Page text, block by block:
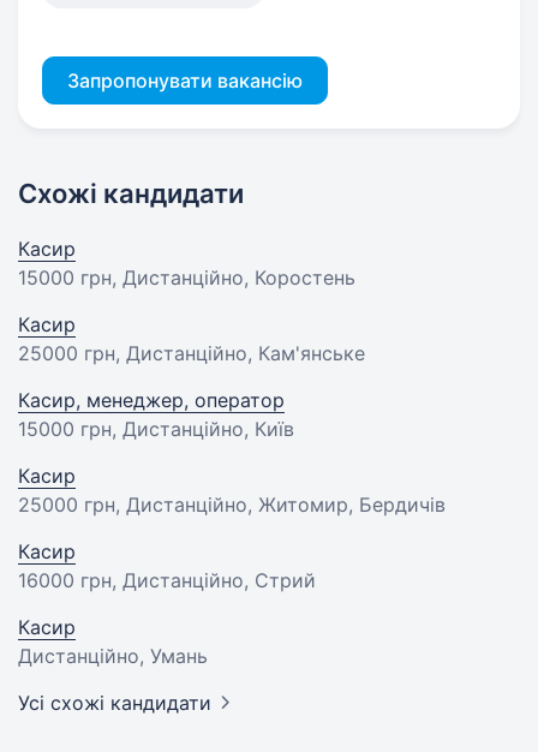
Запропонувати вакансію
Схожі кандидати
Касир
15000 грн, Дистанційно, Коростень
Касир
25000 грн, Дистанційно, Кам'янське
Касир, менеджер, оператор
15000 грн, Дистанційно, Київ
Касир
25000 грн, Дистанційно, Житомир, Бердичів
Касир
16000 грн, Дистанційно, Стрий
Касир
Дистанційно, Умань
Усі схожі кандидати